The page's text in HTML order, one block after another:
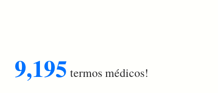
9,195 termos médicos!